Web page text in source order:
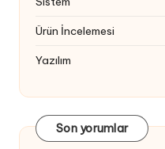
Ürün İncelemesi
Yazılım
Son yorumlar